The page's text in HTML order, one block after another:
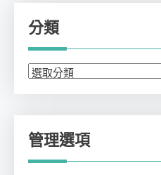
分類
分
管理選項